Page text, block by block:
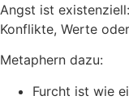
Angst ist
Konflikte, Werte
Metaphern dazu:
Furcht ist wie